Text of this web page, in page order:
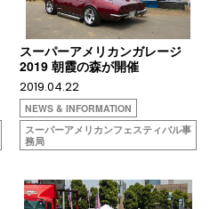
スーパーアメリカンガレージ
2019 朝霞の森が開催
2019.04.22
NEWS & INFORMATION
スーパーアメリカンフェスティバル事
務局